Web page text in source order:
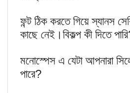
ফন্ট ঠিক করতে গিয়ে স্যানস
কাছে নেই।বিকল্প কী দিতে
মনোস্পেস এ যেটা আপনারা
পারে?